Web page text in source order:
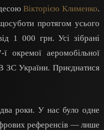
Вікторією Клименко.
протягом усього
1 000 грн. Усі зібрані
окремої аеромобільної
ЗС України. Приєднатися
роки. У нас було одне
референсів — лише